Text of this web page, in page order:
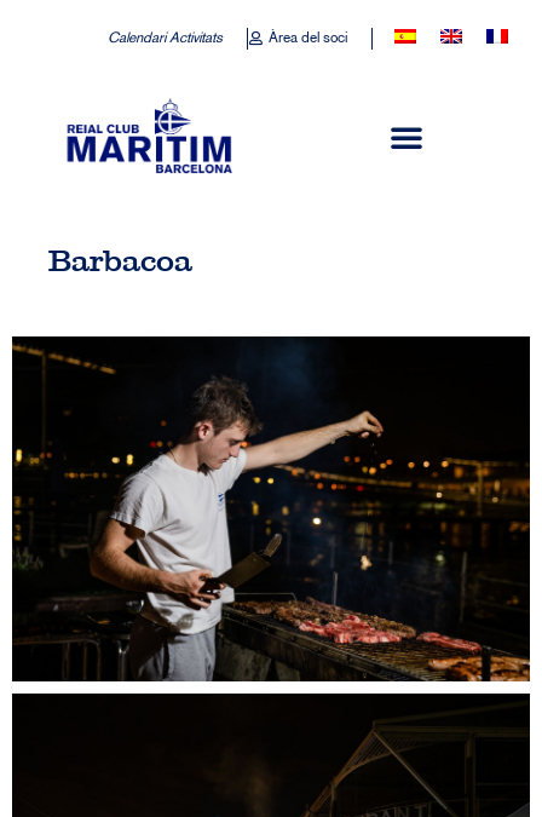
Calendari Activitats Àrea del soci
Barbacoa